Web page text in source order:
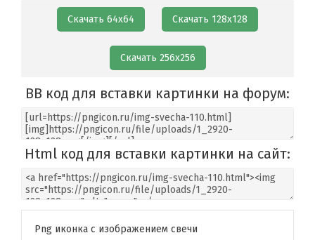
Скачать 64х64 Скачать 128х128
Скачать 256х256
BB код для вставки картинки на форум:
Html код для вставки картинки на сайт:
Png иконка с изображением свечи